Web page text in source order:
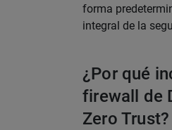
forma
integral de la
¿Por qué
firewall de
Zero Trust?